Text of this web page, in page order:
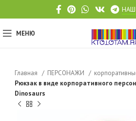
НАШ
МЕНЮ
Главная ПЕРСОНАЖИ
Рюкзак в виде корпоративного
Dinosaurs